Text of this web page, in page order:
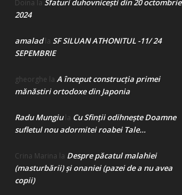
Doina la Sfaturi duhovnicești din 20 octombrie
2024
amaladla SF SILUAN ATHONITUL -11/ 24
SEPEMBRIE
gheorghe la A început construcţia primei
mănăstiri ortodoxe din Japonia
Radu Mungiula Cu Sfinții odihnește Doamne
sufletul nou adormitei roabei Tale…
Crina Marina la Despre păcatul malahiei
(masturbării) şi onaniei (pazei de a nu avea
copii)